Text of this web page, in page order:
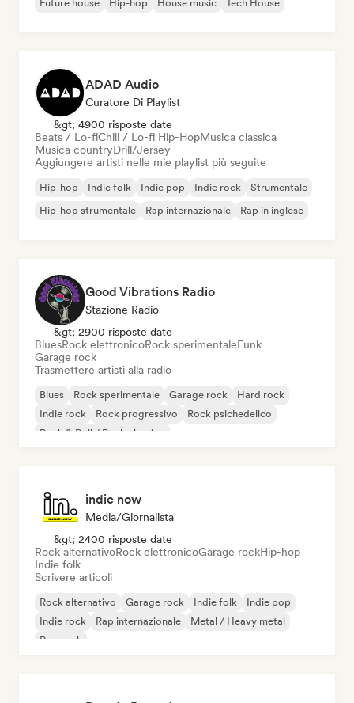
Future house Hip-hop House music Tech House
ADAD Audio
Curatore Di Playlist
&gt; 4900 risposte date
Beats / Lo-fiChill / Lo-fi Hip-HopMusica classica
Musica countryDrill/Jersey
Aggiungere artisti nelle mie playlist più seguite
Hip-hop Indie folk Indie pop Indie rock
Strumentale
Hip-hop strumentale
Rap internazionale Rap in inglese
Good Vibrations Radio
Stazione Radio
&gt; 2900 risposte date
BluesRock elettronicoRock sperimentaleFunk
Garage rock
Trasmettere artisti alla radio
Blues Rock sperimentale Garage rock
Hard rock
Indie rock
Rock progressivo
Rock psichedelico
Rock & Roll / Rock classico
indie now
Media/Giornalista
&gt; 2400 risposte date
Rock alternativoRock elettronicoGarage rockHip-hop
Indie folk
Scrivere articoli
Rock alternativo Garage rock Indie folk
Indie pop
Indie rock
Rap internazionale
Metal / Heavy metal
Pop rock